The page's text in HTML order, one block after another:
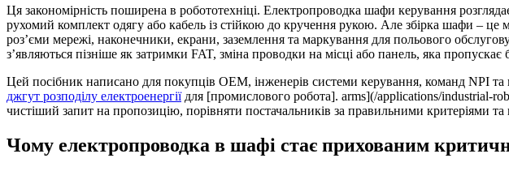
Ця закономірність поширена в робототехніці. Електропроводка шафи керування
рухомий комплект одягу або кабель із стійкою до кручення рукою. Але збірка шафи –
роз’єми мережі, наконечники, екрани, заземлення та маркування для польового
з’являються пізніше як затримки FAT, зміна проводки на місці або панель, яка пропускає
Цей посібник написано для покупців OEM, інженерів системи керування, команд NPI та
джгут розподілу електроенергіїдля [промислового робота]. arms](/applications/industrial-
чистіший запит на пропозицію, порівняти постачальників за правильними критеріями
Чому електропроводка в шафі стає прихованим